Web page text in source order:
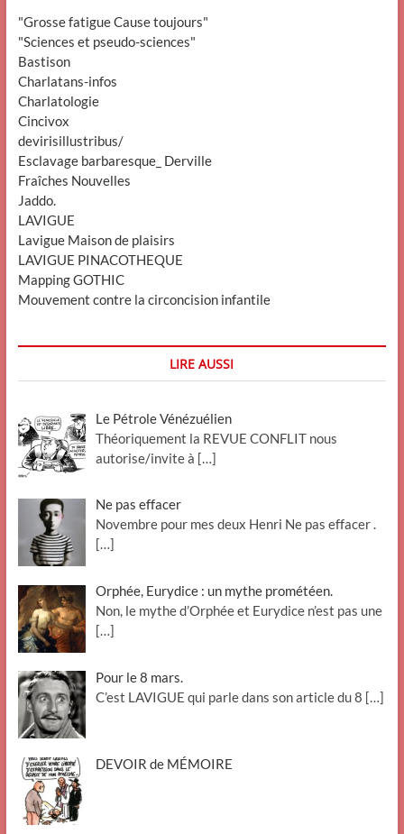
"Grosse fatigue Cause toujours"
"Sciences et pseudo-sciences"
Bastison
Charlatans-infos
Charlatologie
Cincivox
devirisillustribus/
Esclavage barbaresque_ Derville
Fraîches Nouvelles
Jaddo.
LAVIGUE
Lavigue Maison de plaisirs
LAVIGUE PINACOTHEQUE
Mapping GOTHIC
Mouvement contre la circoncision infantile
LIRE AUSSI
Le Pétrole Vénézuélien
Théoriquement la REVUE CONFLIT nous
autorise/invite à […]
Ne pas effacer
Novembre pour mes deux Henri Ne pas effacer .
[…]
Orphée, Eurydice : un mythe prométéen.
Non, le mythe d’Orphée et Eurydice n’est pas une
[…]
Pour le 8 mars.
C’est LAVIGUE qui parle dans son article du 8 […]
DEVOIR de MÉMOIRE